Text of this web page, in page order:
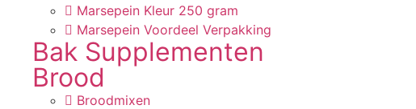
Marsepein Kleur 250 gram
Marsepein Voordeel Verpakking
Bak Supplementen
Brood
Broodmixen